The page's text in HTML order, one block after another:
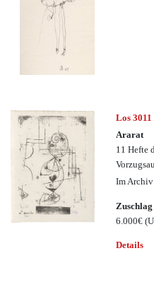
Los 3011
Ararat
11 Hefte
Im Archiv
Zuschlag
6.000€
Details